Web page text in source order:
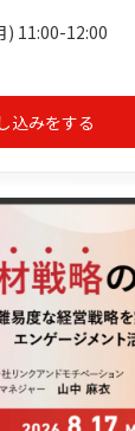
) 11:00-12:00
込みをする